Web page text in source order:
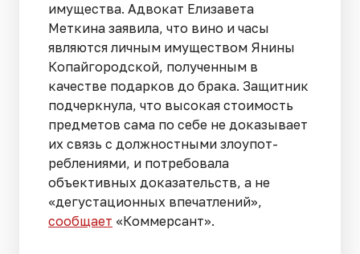
имущества. Адвокат Елизаве­та
Меткина заявила, что вино и часы
являются личным имуществом Янины
Копайгородской, полученным в
качестве подарков до брака. Защитник
подчеркнула, что высо­кая стоимость
предметов сама по себе не доказывает
их связь с должностными злоупот­
реблениями, и потребовала
объективных доказательств, а не
«дегустационных впеча­тлений»,
сообщает «Коммерсант».